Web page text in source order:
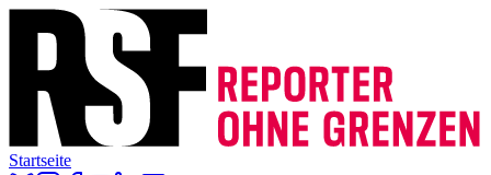
Startseite